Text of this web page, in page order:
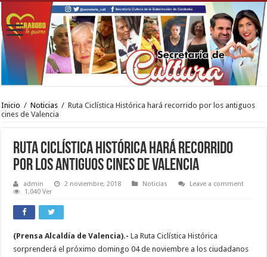
Inicio / Noticias / Ruta Ciclística Histórica hará recorrido por los antiguos
cines de Valencia
Ruta Ciclística Histórica hará recorrido
por los antiguos cines de Valencia
admin 2 noviembre, 2018 Noticias
Leave a comment
1,040 Ver
(Prensa Alcaldía de Valencia).-La Ruta Ciclística Histórica
sorprenderá el próximo domingo 04 de noviembre a los ciudadanos